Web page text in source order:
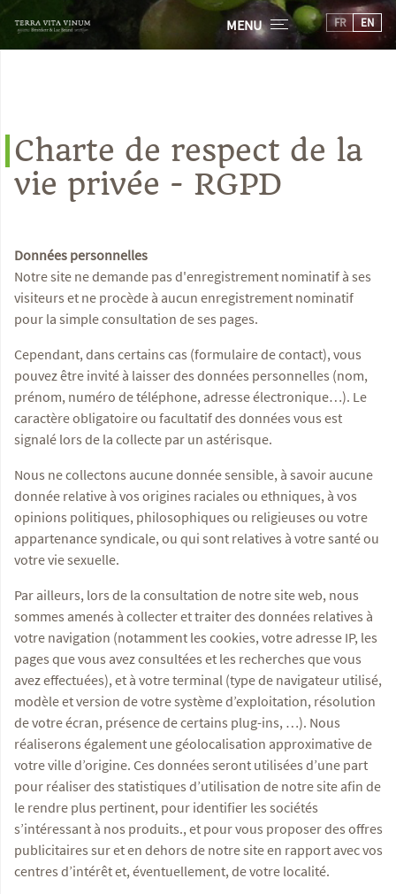
MENU FR EN
Charte de respect de la
vie privée - RGPD
Données personnelles
Notre site ne demande pas d'enregistrement nominatif à ses
visiteurs et ne procède à aucun enregistrement nominatif
pour la simple consultation de ses pages.
Cependant, dans certains cas (formulaire de contact), vous
pouvez être invité à laisser des données personnelles (nom,
prénom, numéro de téléphone, adresse électronique…). Le
caractère obligatoire ou facultatif des données vous est
signalé lors de la collecte par un astérisque.
Nous ne collectons aucune donnée sensible, à savoir aucune
donnée relative à vos origines raciales ou ethniques, à vos
opinions politiques, philosophiques ou religieuses ou votre
appartenance syndicale, ou qui sont relatives à votre santé ou
votre vie sexuelle.
Par ailleurs, lors de la consultation de notre site web, nous
sommes amenés à collecter et traiter des données relatives à
votre navigation (notamment les cookies, votre adresse IP, les
pages que vous avez consultées et les recherches que vous
avez effectuées), et à votre terminal (type de navigateur utilisé,
modèle et version de votre système d’exploitation, résolution
de votre écran, présence de certains plug-ins, …). Nous
réaliserons également une géolocalisation approximative de
votre ville d’origine. Ces données seront utilisées d’une part
pour réaliser des statistiques d’utilisation de notre site afin de
le rendre plus pertinent, pour identifier les sociétés
s’intéressant à nos produits., et pour vous proposer des offres
publicitaires sur et en dehors de notre site en rapport avec vos
centres d’intérêt et, éventuellement, de votre localité.